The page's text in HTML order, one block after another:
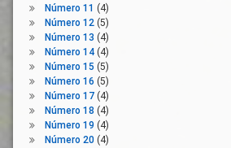
Movilidad
Normativa
Nueva
Normalidad
Organizaciones
Empresariales
Organizaciones
Sindicales
Número 11 (4)
Número 12(5)
Número 13 (4)
Número 14(4)
Número 15 (5)
Número 16 (5)
Número 17(4)
Número 18 (4)
Número 19 (4)
Número 20(4)